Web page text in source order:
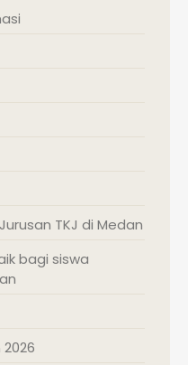
TKJ di Medan
bagi siswa